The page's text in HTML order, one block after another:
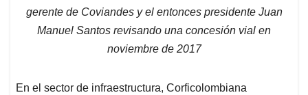
gerente de Coviandes y el entonces presidente Juan
Manuel Santos revisando una concesión vial en
noviembre de 2017
En el sector de infraestructura, Corficolombiana